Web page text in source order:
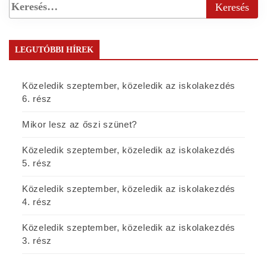
LEGUTÓBBI HÍREK
Közeledik szeptember, közeledik az iskolakezdés
6. rész
Mikor lesz az őszi szünet?
Közeledik szeptember, közeledik az iskolakezdés
5. rész
Közeledik szeptember, közeledik az iskolakezdés
4. rész
Közeledik szeptember, közeledik az iskolakezdés
3. rész